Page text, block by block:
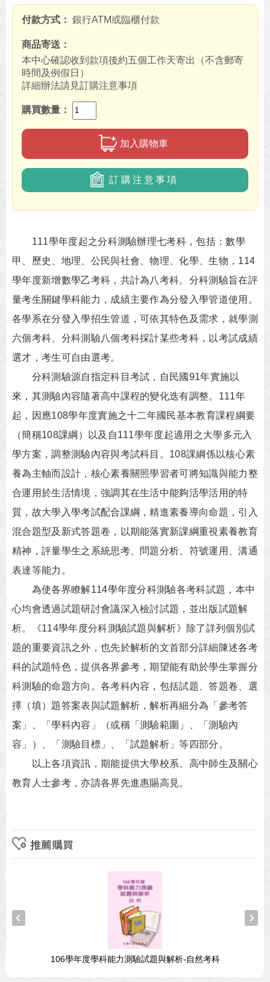
付款方式 銀行ATM或臨櫃付款
商品寄送
本中心確認收到款項後約五個工作天寄出（不含郵寄
時間及例假日）
詳細辦法請見訂購注意事項
購買數量
加入購物車
訂購注意事項
111學年度起之分科測驗辦理七考科，包括：數學
甲、歷史、地理、公民與社會、物理、化學、生物，114
學年度新增數學乙考科，共計為八考科。分科測驗旨在評
量考生關鍵學科能力，成績主要作為分發入學管道使用。
各學系在分發入學招生管道，可依其特色及需求，就學測
六個考科、分科測驗八個考科採計某些考科，以考試成績
選才，考生可自由選考。
分科測驗源自指定科目考試，自民國91年實施以
來，其測驗內容隨著高中課程的變化迭有調整。111年
起，因應108學年度實施之十二年國民基本教育課程綱要
（簡稱108課綱）以及自111學年度起適用之大學多元入
學方案，調整測驗內容與考試科目。108課綱係以核心素
養為主軸而設計，核心素養關照學習者可將知識與能力整
合運用於生活情境，強調其在生活中能夠活學活用的特
質，故大學入學考試配合課綱，精進素養導向命題，引入
混合題型及新式答題卷，以期能落實新課綱重視素養教育
精神，評量學生之系統思考、問題分析、符號運用、溝通
表達等能力。
為使各界瞭解114學年度分科測驗各考科試題，本中
心均會透過試題研討會議深入檢討試題，並出版試題解
析。《114學年度分科測驗試題與解析》除了詳列個別試
題的重要資訊之外，也先於解析的文首部分詳細陳述各考
科的試題特色，提供各界參考，期望能有助於學生掌握分
科測驗的命題方向。各考科內容，包括試題、答題卷、選
擇（填）題答案表與試題解析，解析再細分為「參考答
案」、「學科內容」（或稱「測驗範圍」、「測驗內
容」）、「測驗目標」、「試題解析」等四部分。
以上各項資訊，期能提供大學校系、高中師生及關心
教育人士參考，亦請各界先進惠賜高見。
推薦購買
106學年度學科能力測驗試題與解析-自然考科